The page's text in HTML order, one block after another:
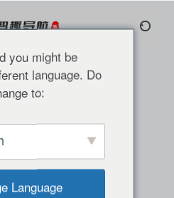
2024）
you might be
language. Do
to:
Language